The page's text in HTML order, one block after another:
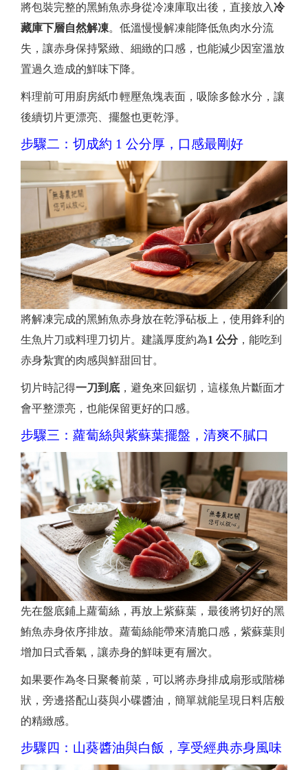
將包裝完整的黑鮪魚赤身從冷凍庫取出後，直接放入冷
藏庫下層自然解凍。低溫慢慢解凍能降低魚肉水分流
失，讓赤身保持緊緻、細緻的口感，也能減少因室溫放
置過久造成的鮮味下降。
料理前可用廚房紙巾輕壓魚塊表面，吸除多餘水分，讓
後續切片更漂亮、擺盤也更乾淨。
步驟二：切成約 1 公分厚，口感最剛好
將解凍完成的黑鮪魚赤身放在乾淨砧板上，使用鋒利的
生魚片刀或料理刀切片。建議厚度約為1 公分，能吃到
赤身紮實的肉感與鮮甜回甘。
切片時記得一刀到底 ，避免來回鋸切，這樣魚片斷面才
會平整漂亮，也能保留更好的口感。
步驟三：蘿蔔絲與紫蘇葉擺盤，清爽不膩口
先在盤底鋪上蘿蔔絲，再放上紫蘇葉，最後將切好的黑
鮪魚赤身依序排放。蘿蔔絲能帶來清脆口感，紫蘇葉則
增加日式香氣，讓赤身的鮮味更有層次。
如果要作為冬日聚餐前菜，可以將赤身排成扇形或階梯
狀，旁邊搭配山葵與小碟醬油，簡單就能呈現日料店般
的精緻感。
步驟四：山葵醬油與白飯，享受經典赤身風味